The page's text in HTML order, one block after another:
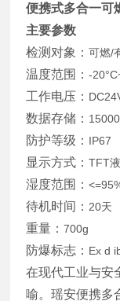
便携式多合一可
主要参数
检测对象：可燃/
温度范围：-
工作电压：
数据存储：
防护等级： IP67
显示方式：TFT
湿度范围：
待机时间： 20天
重量：700g
防爆标志： Ex d
在现代工业与安
喻。瑶安便携多